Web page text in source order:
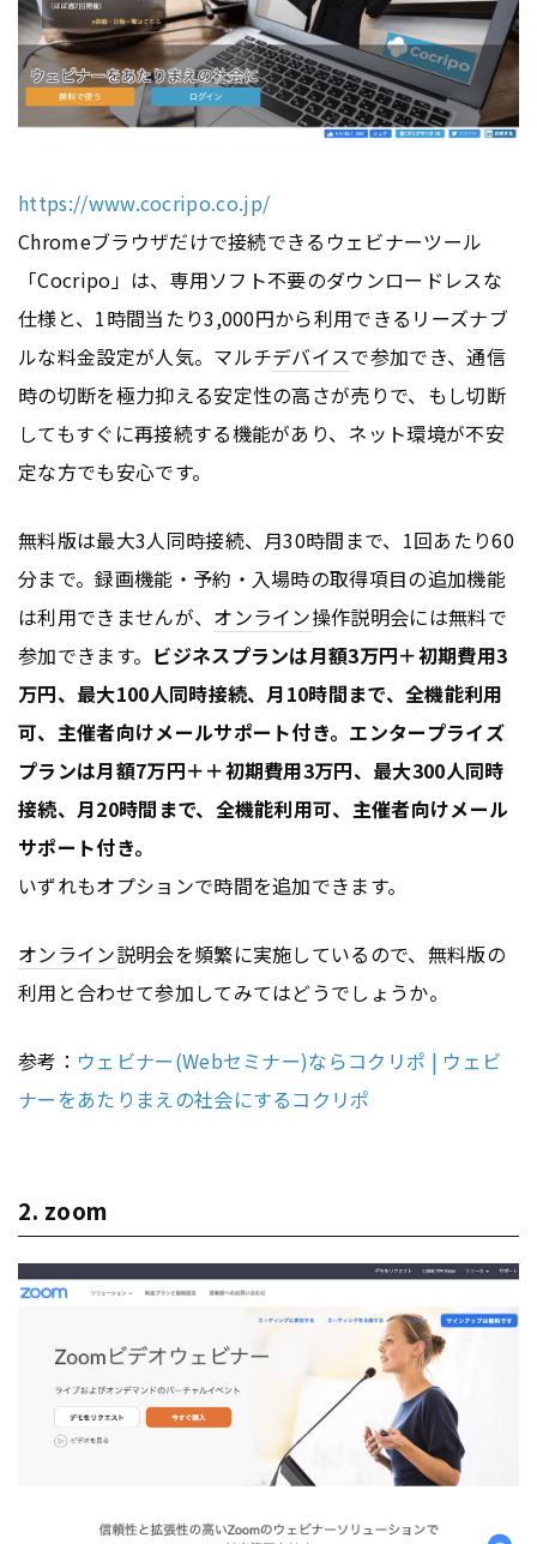
https://www.cocripo.co.jp/
Chromeブラウザだけで接続できるウェビナーツール
「Cocripo」は、専用ソフト不要のダウンロードレスな
仕様と、1時間当たり3,000円から利用できるリーズナブ
ルな料金設定が人気。マルチデバイスで参加でき、通信
時の切断を極力抑える安定性の高さが売りで、もし切断
してもすぐに再接続する機能があり、ネット環境が不安
定な方でも安心です。
無料版は最大3人同時接続、月30時間まで、1回あたり60
分まで。録画機能・予約・入場時の取得項目の追加機能
は利用できませんが、 オンライン操作説明会には無料で
参加できます。 ビジネスプランは月額3万円＋初期費用3
万円、最大100人同時接続、月10時間まで、全機能利用
可、主催者向けメールサポート付き。エンタープライズ
プランは月額7万円＋＋初期費用3万円、最大300人同時
接続、月20時間まで、全機能利用可、主催者向けメール
サポート付き。
いずれもオプションで時間を追加できます。
オンライン説明会を頻繁に実施しているので、無料版の
利用と合わせて参加してみてはどうでしょうか。
参考： ウェビナー(Webセミナー)ならコクリポ | ウェビ
ナーをあたりまえの社会にするコクリポ
2. zoom